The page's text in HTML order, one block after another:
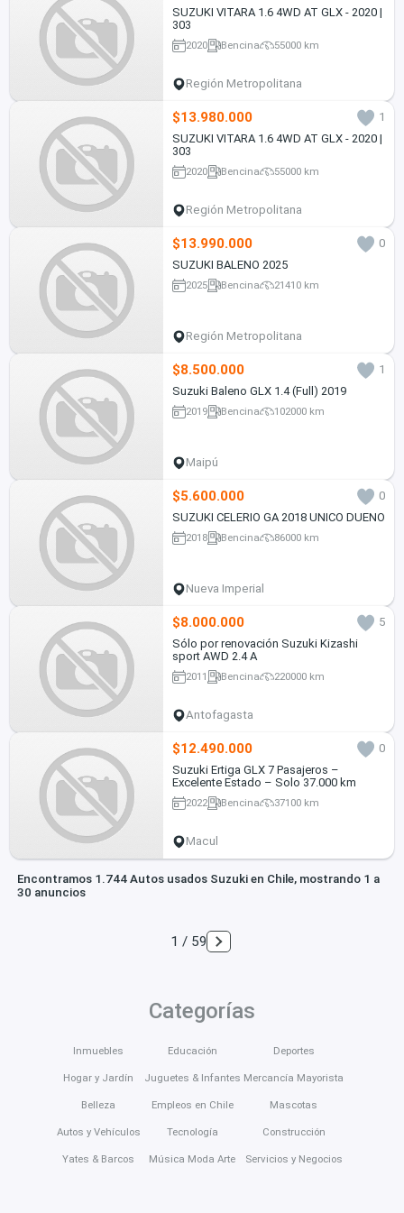
SUZUKI VITARA 1.6 4WD AT GLX - 2020 |
303
2020 Bencina 55000 km
Región Metropolitana
$13.980.000
1
SUZUKI VITARA 1.6 4WD AT GLX - 2020 |
303
2020 Bencina 55000 km
Región Metropolitana
$13.990.000
0
SUZUKI BALENO 2025
2025 Bencina 21410 km
Región Metropolitana
$8.500.000
1
Suzuki Baleno GLX 1.4 (Full) 2019
2019 Bencina 102000 km
Maipú
$5.600.000
0
SUZUKI CELERIO GA 2018 UNICO DUENO
2018 Bencina 86000 km
Nueva Imperial
$8.000.000
5
Sólo por renovación Suzuki Kizashi
sport AWD 2.4 A
2011 Bencina 220000 km
Antofagasta
$12.490.000
0
Suzuki Ertiga GLX 7 Pasajeros –
Excelente Estado – Solo 37.000 km
2022 Bencina 37100 km
Macul
Encontramos 1.744 Autos usados Suzuki en Chile, mostrando 1 a
30 anuncios
1 / 59
Categorías
Inmuebles
Hogar y Jardín
Belleza
Autos y Vehículos
Yates & Barcos
Educación
Juguetes & Infantes
Empleos en Chile
Tecnología
Música Moda Arte
Deportes
Mercancía Mayorista
Mascotas
Construcción
Servicios y Negocios